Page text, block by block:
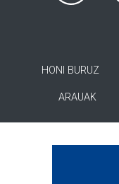
HONI BURUZ
ARAUAK